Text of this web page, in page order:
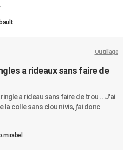
Outillage
a rideaux sans faire de
a rideau sans faire de trou .. J'ai
la colle sans clou ni vis, j'ai donc